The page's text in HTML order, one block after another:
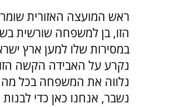
ראש המועצה האזורית
הזו, בן למשפחה שורשית
במסירות שלו למען ארץ
נקרע על האבידה הקשה
נלווה את המשפחה בכל
נשבר, אנחנו כאן כדי